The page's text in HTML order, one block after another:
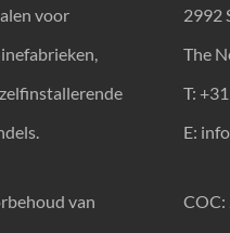
voor
van
2992
The
T:
E:
COC: